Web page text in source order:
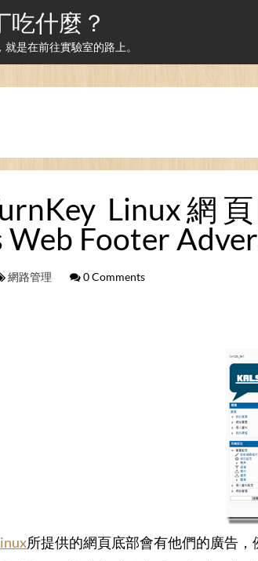
吃什麼？
是在前往實驗室的路上。
Linux網
Web Footer
網路管理 0 Comments
所提供的網頁底部會有他們的廣告